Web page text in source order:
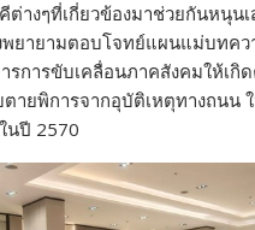
ต่างๆที่เกี่ยวข้องมาช่วยกันหนุน
งพยายามตอบโจทย์แผนแม่บทค
รการขับเคลื่อนภาคสังคมให้เกิ
ตายพิการจากอุบัติเหตุทางถนน
นปี 2570